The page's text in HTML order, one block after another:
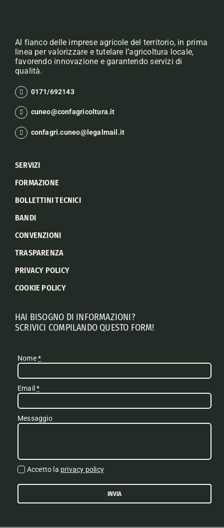
Al fianco delle imprese agricole del territorio, in prima
linea per valorizzare e tutelare l’agricoltura locale,
favorendo innovazione e garantendo servizi di
qualità.
0171/692143
cuneo@confagricoltura.it
confagri.cuneo@legalmail.it
SERVIZI
FORMAZIONE
BOLLETTINI TECNICI
BANDI
CONVENZIONI
TRASPARENZA
PRIVACY POLICY
COOKIE POLICY
HAI BISOGNO DI INFORMAZIONI?
SCRIVICI COMPILANDO QUESTO FORM!
Nome*
Email*
Messaggio
Accetto la privacy policy
INVIA